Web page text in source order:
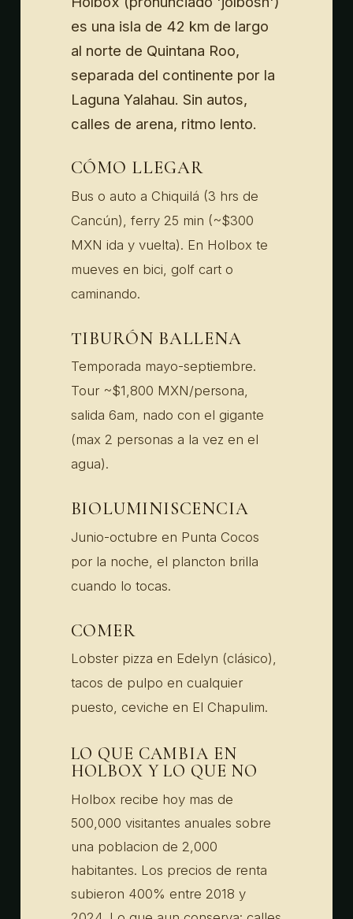
es una isla de 42 km de largo
al norte de Quintana Roo,
separada del continente por la
Laguna Yalahau. Sin autos,
calles de arena, ritmo lento.
CÓMO LLEGAR
Bus o auto a Chiquilá (3 hrs de
Cancún), ferry 25 min (~$300
MXN ida y vuelta). En Holbox te
mueves en bici, golf cart o
caminando.
TIBURÓN BALLENA
Temporada mayo-septiembre.
Tour ~$1,800 MXN/persona,
salida 6am, nado con el gigante
(max 2 personas a la vez en el
agua).
BIOLUMINISCENCIA
Junio-octubre en Punta Cocos
por la noche, el plancton brilla
cuando lo tocas.
COMER
Lobster pizza en Edelyn (clásico),
tacos de pulpo en cualquier
puesto, ceviche en El Chapulim.
LO QUE CAMBIA EN
HOLBOX Y LO QUE NO
Holbox recibe hoy mas de
500,000 visitantes anuales sobre
una poblacion de 2,000
habitantes. Los precios de renta
subieron 400% entre 2018 y